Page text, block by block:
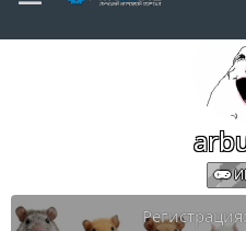
Регистрация